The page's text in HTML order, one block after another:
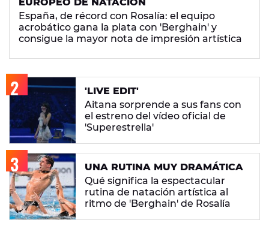
EUROPEO DE NATACIÓN
España, de récord con Rosalía: el equipo
acrobático gana la plata con 'Berghain' y
consigue la mayor nota de impresión artística
'LIVE EDIT'
Aitana sorprende a sus fans con
el estreno del vídeo oficial de
'Superestrella'
UNA RUTINA MUY DRAMÁTICA
Qué significa la espectacular
rutina de natación artística al
ritmo de 'Berghain' de Rosalía